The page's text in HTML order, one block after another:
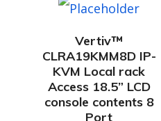
Vertiv™
CLRA19KMM8D IP-
KVM Local rack
Access 18.5” LCD
console contents 8
Port